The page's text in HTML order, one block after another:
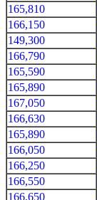
165,810
166,150
149,300
166,790
165,590
165,890
167,050
166,630
165,890
166,050
166,250
166,550
166,650